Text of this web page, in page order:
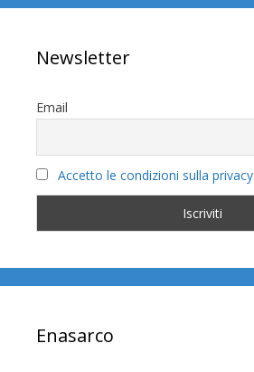
Newsletter
Email
Accetto le condizioni sulla privacy
Enasarco